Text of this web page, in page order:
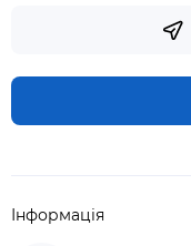
Інформація